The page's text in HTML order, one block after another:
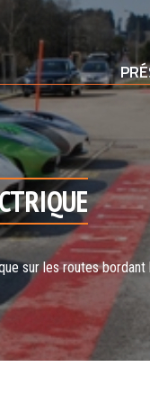
sur les routes bordant